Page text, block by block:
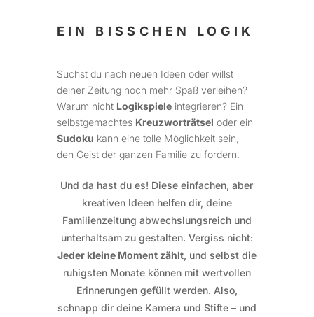
EIN BISSCHEN LOGIK
Suchst du nach neuen Ideen oder willst
deiner Zeitung noch mehr Spaß verleihen?
Warum nicht Logikspieleintegrieren? Ein
selbstgemachtes Kreuzworträtsel oder ein
Sudoku kann eine tolle Möglichkeit sein,
den Geist der ganzen Familie zu fordern.
Und da hast du es! Diese einfachen, aber
kreativen Ideen helfen dir, deine
Familienzeitung abwechslungsreich und
unterhaltsam zu gestalten. Vergiss nicht:
Jeder kleine Moment zählt, und selbst die
ruhigsten Monate können mit wertvollen
Erinnerungen gefüllt werden. Also,
schnapp dir deine Kamera und Stifte – und